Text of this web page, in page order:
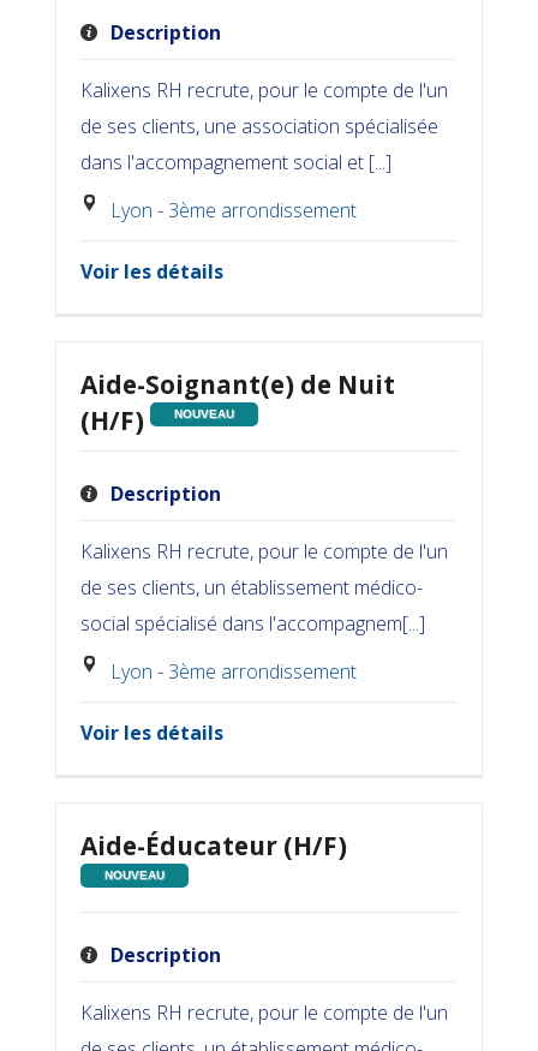
Description
Kalixens RH recrute, pour le compte de l'un
de ses clients, une association spécialisée
dans l'accompagnement social et [...]
Lyon - 3ème arrondissement
Voir les détails
Aide-Soignant(e) de Nuit
(H/F)
NOUVEAU
Description
Kalixens RH recrute, pour le compte de l'un
de ses clients, un établissement médico-
social spécialisé dans l'accompagnem[...]
Lyon - 3ème arrondissement
Voir les détails
Aide-Éducateur (H/F)
NOUVEAU
Description
Kalixens RH recrute, pour le compte de l'un